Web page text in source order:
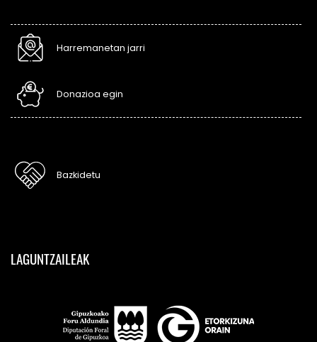
Harremanetan jarri
Donazioa egin
Bazkidetu
LAGUNTZAILEAK